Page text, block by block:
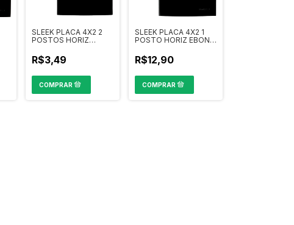
SLEEK PLACA 4X2 2
POSTOS HORIZ
15914
R$3,49
SLEEK PLACA 4X2 1
POSTO HORIZ EBONY
R$12,90